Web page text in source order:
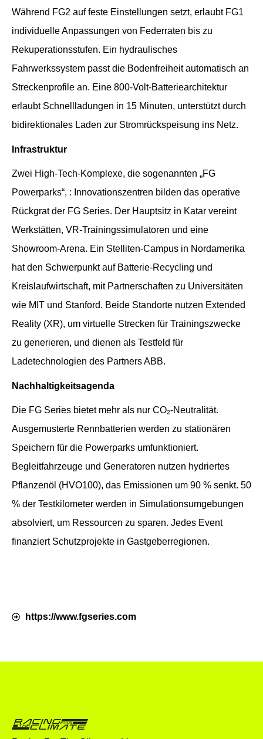
Während FG2 auf feste Einstellungen setzt, erlaubt FG1
individuelle Anpassungen von Federraten bis zu
Rekuperationsstufen. Ein hydraulisches
Fahrwerkssystem passt die Bodenfreiheit automatisch an
Streckenprofile an. Eine 800-Volt-Batteriearchitektur
erlaubt Schnellladungen in 15 Minuten, unterstützt durch
bidirektionales Laden zur Stromrückspeisung ins Netz.
Infrastruktur
Zwei High-Tech-Komplexe, die sogenannten „FG
Powerparks“, : Innovationszentren bilden das operative
Rückgrat der FG Series. Der Hauptsitz in Katar vereint
Werkstätten, VR-Trainingssimulatoren und eine
Showroom-Arena. Ein Stelliten-Campus in Nordamerika
hat den Schwerpunkt auf Batterie-Recycling und
Kreislaufwirtschaft, mit Partnerschaften zu Universitäten
wie MIT und Stanford. Beide Standorte nutzen Extended
Reality (XR), um virtuelle Strecken für Trainingszwecke
zu generieren, und dienen als Testfeld für
Ladetechnologien des Partners ABB.
Nachhaltigkeitsagenda
Die FG Series bietet mehr als nur CO₂-Neutralität.
Ausgemusterte Rennbatterien werden zu stationären
Speichern für die Powerparks umfunktioniert.
Begleitfahrzeuge und Generatoren nutzen hydriertes
Pflanzenöl (HVO100), das Emissionen um 90 % senkt. 50
% der Testkilometer werden in Simulationsumgebungen
absolviert, um Ressourcen zu sparen. Jedes Event
finanziert Schutzprojekte in Gastgeberregionen.
https://www.fgseries.com